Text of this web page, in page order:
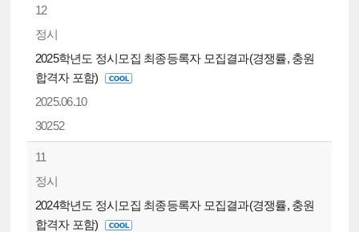
12
정시
2025학년도 정시모집 최종등록자 모집결과(경쟁률, 충원
합격자 포함)
2025.06.10
30252
11
정시
2024학년도 정시모집 최종등록자 모집결과(경쟁률, 충원
합격자 포함)